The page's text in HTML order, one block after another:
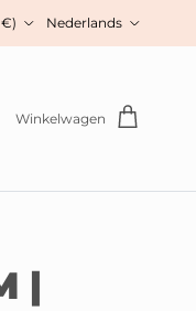
Nederlands
Winkelwagen
|